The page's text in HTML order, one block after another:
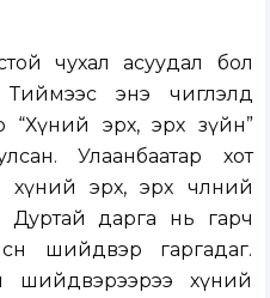
чухал асуудал бол
энэ чиглэлд
“Хүний эрх, эрх зүйн”
Улаанбаатар хот
эрх, эрх чөлөөний
Дуртай дарга нь гарч
шийдвэр гаргадаг.
шийдвэрээрээ хүний